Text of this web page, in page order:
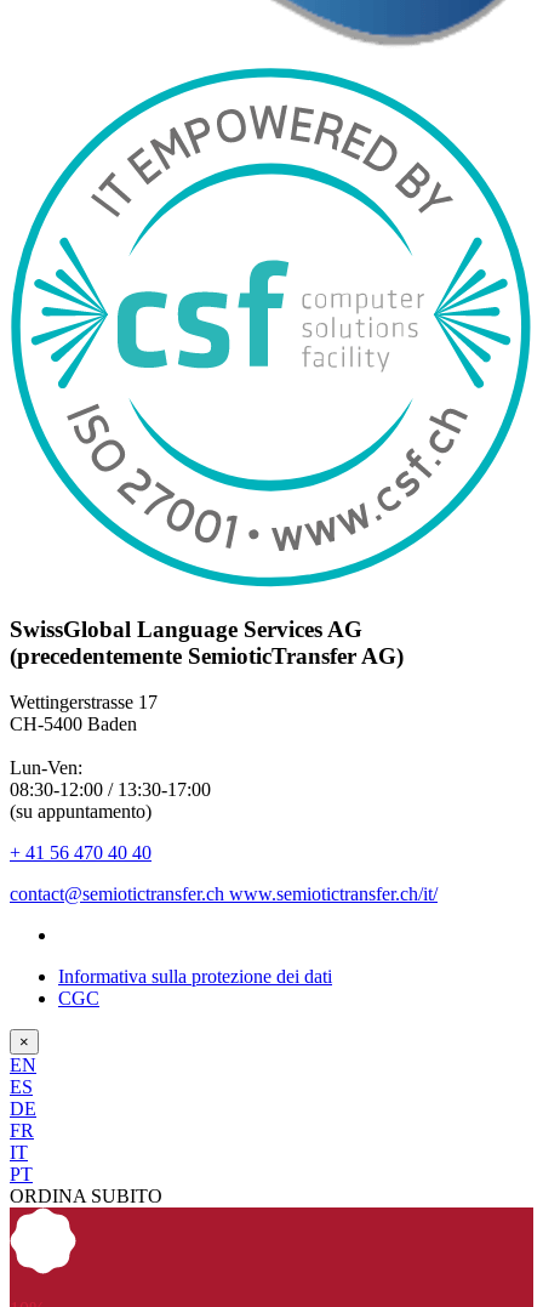
SwissGlobal Language Services AG
(precedentemente SemioticTransfer AG)
Wettingerstrasse 17
CH-5400 Baden
Lun-Ven:
08:30-12:00 / 13:30-17:00
(su appuntamento)
+ 41 56 470 40 40
contact@semiotictransfer.ch www.semiotictransfer.ch/it/
Informativa sulla protezione dei dati
CGC
×
EN
ES
DE
FR
IT
PT
ORDINA SUBITO